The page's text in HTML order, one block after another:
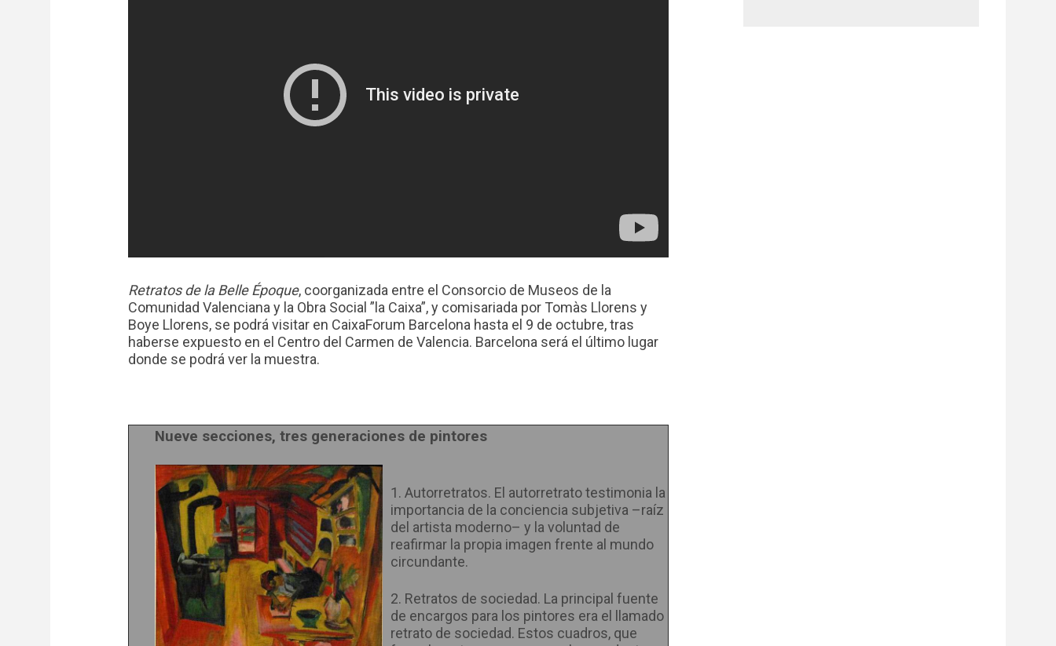
Retratos de la Belle Époque, coorganizada entre el Consorcio de Museos de la
Comunidad Valenciana y la Obra Social ”la Caixa”, y comisariada por Tomàs Llorens y
Boye Llorens, se podrá visitar en CaixaForum Barcelona hasta el 9 de octubre, tras
haberse expuesto en el Centro del Carmen de Valencia. Barcelona será el último lugar
donde se podrá ver la muestra.
Nueve secciones, tres generaciones de pintores
1. Autorretratos. El autorretrato testimonia la
importancia de la conciencia subjetiva –raíz
del artista moderno– y la voluntad de
reafirmar la propia imagen frente al mundo
circundante.
2. Retratos de sociedad. La principal fuente
de encargos para los pintores era el llamado
retrato de sociedad. Estos cuadros, que